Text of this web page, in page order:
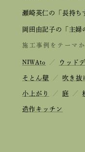
瀬崎英仁の「長持ち
岡田由記子の「主婦
施工事例をテーマ
NIWAto ／ ウッド
そとん壁 ／ 吹き抜
小上がり ／ 庭 ／
造作キッチン